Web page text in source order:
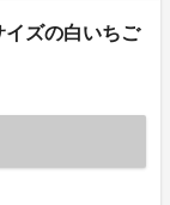
イズの白いちご